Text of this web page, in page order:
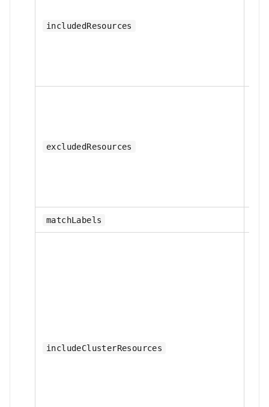
includedResources
excludedResources
matchLabels
includeClusterResources